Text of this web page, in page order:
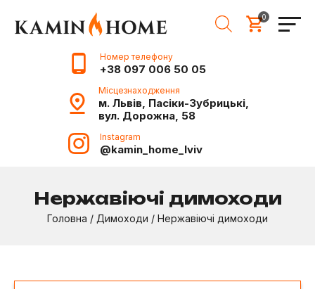
0
Номер телефону
+38 097 006 50 05
Місцезнаходження
м. Львів, Пасіки-Зубрицькі,
вул. Дорожна, 58
Instagram
@kamin_home_lviv
Нержавіючі димоходи
Головна / Димоходи / Нержавіючі димоходи